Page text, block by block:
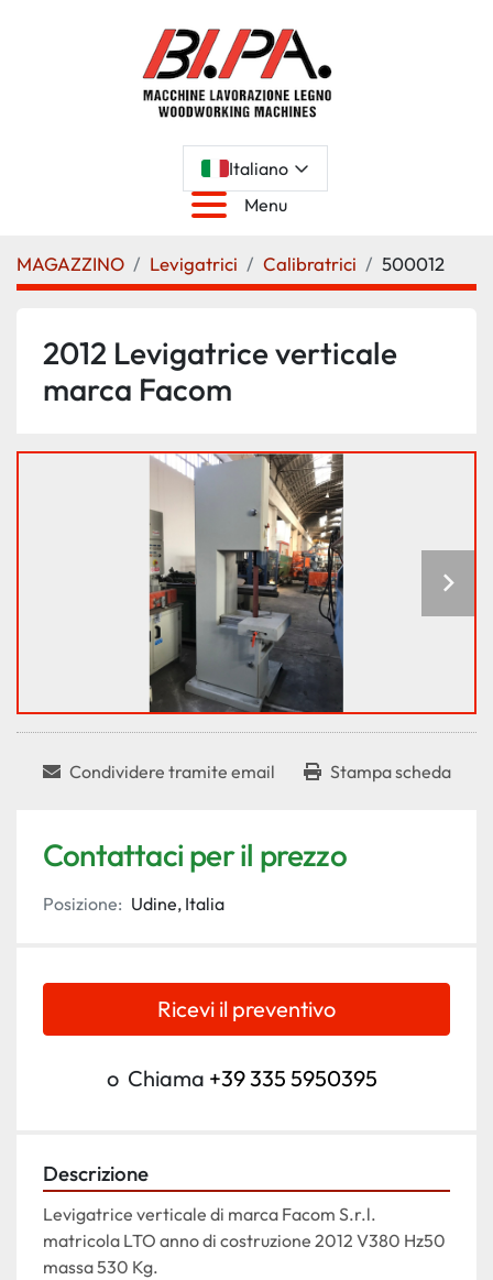
Italiano
Menu
MAGAZZINO Levigatrici Calibratrici 500012
2012 Levigatrice verticale
marca Facom
Condividere tramite email Stampa scheda
Contattaci per il prezzo
Posizione: Udine, Italia
Ricevi il preventivo
o Chiama +39 335 5950395
Descrizione
Levigatrice verticale di marca Facom S.r.l.
matricola LTO anno di costruzione 2012 V380 Hz50
massa 530 Kg.